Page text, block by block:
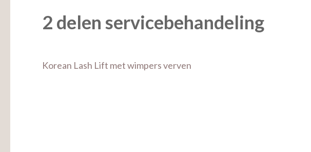
2 delen servicebehandeling
Bericht
Korean Lash Lift met wimpers verven